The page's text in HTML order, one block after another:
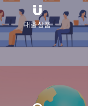
대출상품